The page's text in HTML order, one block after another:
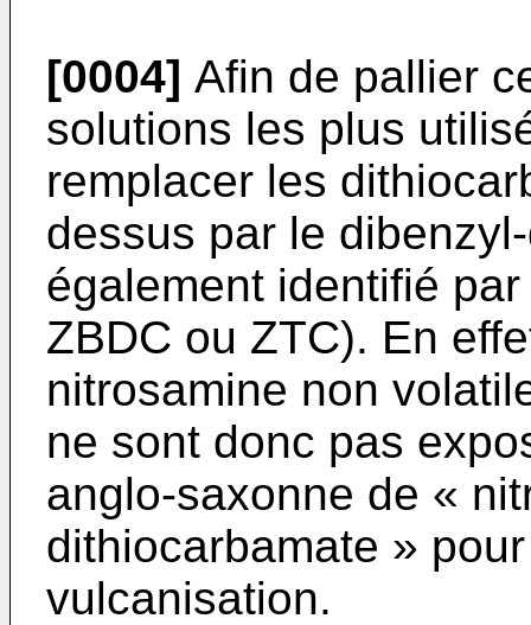
[0004] Afin de pallier
solutions les plus
remplacer les
dessus par le
également identifié
ZBDC ou ZTC). En
nitrosamine non
ne sont donc pas
anglo-saxonne de «
dithiocarbamate »
vulcanisation.